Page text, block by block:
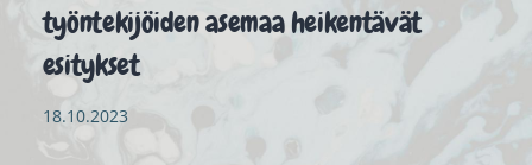
työntekijöiden asemaa heikentävät
esitykset
18.10.2023